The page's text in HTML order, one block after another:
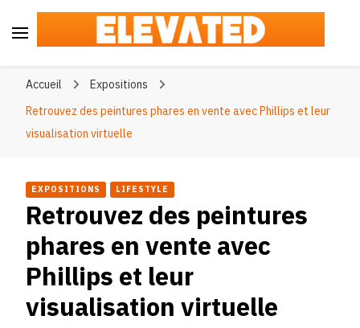
Accueil
Expositions
Retrouvez des peintures phares en vente avec Phillips et leur
visualisation virtuelle
EXPOSITIONS LIFESTYLE
Retrouvez des peintures
phares en vente avec
Phillips et leur
visualisation virtuelle